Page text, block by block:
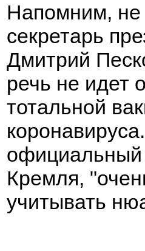
Напомним, не
секретарь
Дмитрий
речь не идет
тотальной
официальный
Кремля,
учитывать